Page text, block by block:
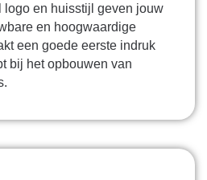
logo en huisstijl geven jouw
en hoogwaardige
een goede eerste indruk
bij het opbouwen van